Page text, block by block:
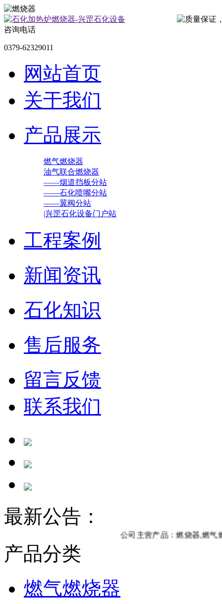
咨询电话
0379-62329011
网站首页
关于我们
产品展示
燃气燃烧器
油气联合燃烧器
——烟道挡板分站
——石化喷嘴分站
——翼阀分站
|兴罡石化设备门户站
工程案例
新闻资讯
石化知识
售后服务
留言反馈
联系我们
最新公告：
公司主营产品：燃烧器,燃气燃
产品分类
燃气燃烧器